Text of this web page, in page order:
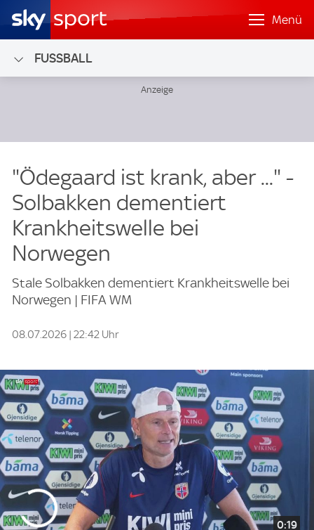
Menü
FUSSBALL
"Ödegaard ist krank, aber ..." -
Solbakken dementiert
Krankheitswelle bei
Norwegen
Stale Solbakken dementiert Krankheitswelle bei
Norwegen | FIFA WM
08.07.2026 | 22:42 Uhr
0:19